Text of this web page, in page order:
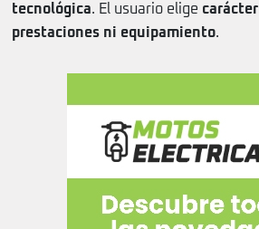
tecnológica. El usuario elige carácter
prestaciones ni equipamiento.